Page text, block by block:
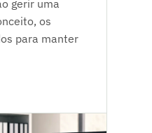
gerir uma
os
para manter